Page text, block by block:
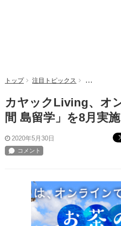
トップ 注目トピックス カヤック
カヤックLiving、オ
間 島留学」を8月実施
2020年5月30日